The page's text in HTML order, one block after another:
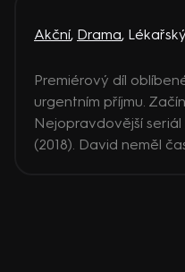
Akční, Drama, Lékařský
Premiérový díl
urgentním příjmu.
Nejopravdovější
(2018). David neměl